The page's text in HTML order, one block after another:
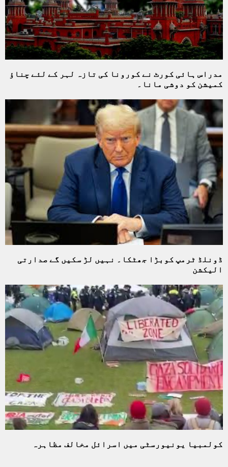
مدراس ہائی کورٹ نے کورونا کی تازہ لہر کے لئے چناؤ
کمیشن کو دوشی مانا۔
ڈونلڈ ٹرمپ کوبڑا جھٹکا۔ نہیں لڑ سکیں گے صدارتی
الیکشن
کولمبیا یونیورسٹی میں اسرائل مخالف مظاہرہ